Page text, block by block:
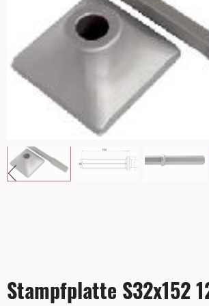
Stampfplatte S32x152